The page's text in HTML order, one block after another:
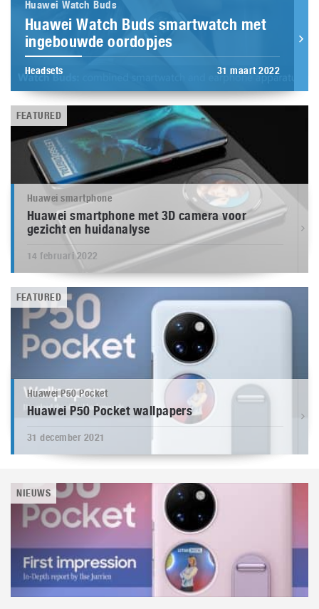
Huawei Watch Buds
Huawei Watch Buds smartwatch met
ingebouwde oordopjes
Headsets 31 maart 2022
FEATURED
Huawei smartphone
Huawei smartphone met 3D camera voor
gezicht en huidanalyse
14 februari 2022
FEATURED
Huawei P50 Pocket
Huawei P50 Pocket wallpapers
31 december 2021
NIEUWS